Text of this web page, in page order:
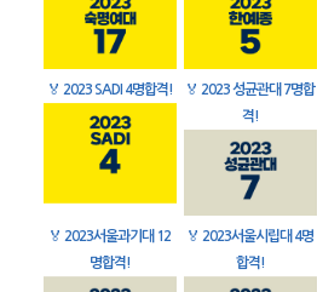
🏅 2023 SADI 4명합격! 🏅 2023 성균관대 7명합
격!
🏅 2023서울과기대 12
명합격!
🏅 2023서울시립대 4명
합격!